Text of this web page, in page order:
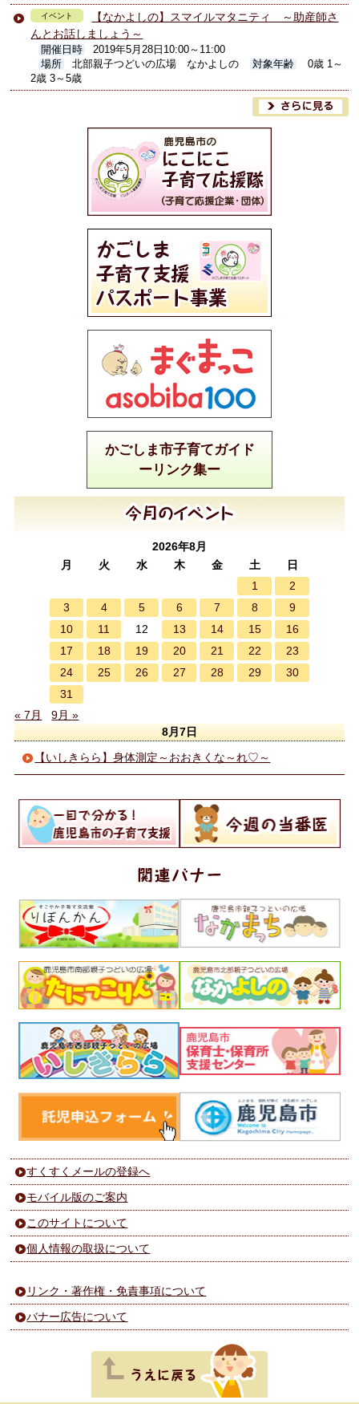
イベント
【なかよしの】スマイルマタニティ ～助産師さ
んとお話しましょう～
開催日時
2019年5月28日10:00～11:00
場所
北部親子つどいの広場 なかよしの 対象年齢
0歳 1～
2歳 3～5歳
かごしま市子育てガイド
ーリンク集ー
2026年8月
月
火 水 木 金 土
日
1
2
3
4 5 6 7 8
9
10
11 12 13 14 15
16
17
18 19 20 21 22
23
24
25 26 27 28 29
30
31
« 7月
9月 »
8月7日
【いしきらら】身体測定～おおきくな～れ♡～
すくすくメールの登録へ
モバイル版のご案内
このサイトについて
個人情報の取扱について
リンク・著作権・免責事項について
バナー広告について